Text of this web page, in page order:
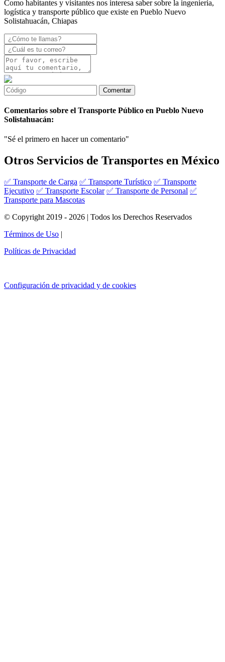
Como habitantes y visitantes nos interesa saber sobre la ingeniería,
logística y transporte público que existe en Pueblo Nuevo
Solistahuacán, Chiapas
Comentarios sobre el Transporte Público en Pueblo Nuevo
Solistahuacán:
"Sé el primero en hacer un comentario"
Otros Servicios de Transportes en México
✅ Transporte de Carga ✅ Transporte Turístico ✅ Transporte
Ejecutivo ✅ Transporte Escolar ✅ Transporte de Personal ✅
Transporte para Mascotas
© Copyright 2019 - 2026 | Todos los Derechos Reservados
Términos de Uso |
Políticas de Privacidad
Configuración de privacidad y de cookies